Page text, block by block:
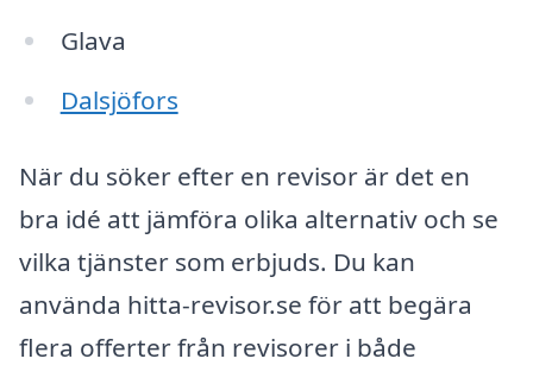
Glava
Dalsjöfors
När du söker efter en revisor är det en
bra idé att jämföra olika alternativ och se
vilka tjänster som erbjuds. Du kan
använda hitta-revisor.se för att begära
flera offerter från revisorer i både